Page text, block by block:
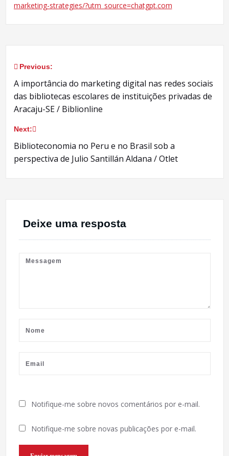
marketing-strategies/?utm_source=chatgpt.com
Navegação
de
Post
Previous:
A importância do marketing digital nas redes sociais
das bibliotecas escolares de instituições privadas de
Aracaju-SE / Biblionline
Next:
Biblioteconomia no Peru e no Brasil sob a
perspectiva de Julio Santillán Aldana / Otlet
Deixe uma resposta
Notifique-me sobre novos comentários por e-mail.
Notifique-me sobre novas publicações por e-mail.